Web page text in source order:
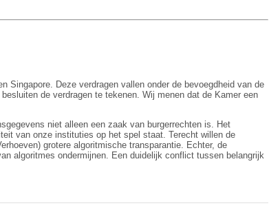
Singapore. Deze verdragen vallen onder de bevoegdheid van de
de verdragen te tekenen. Wij menen dat de Kamer een
niet alleen een zaak van burgerrechten is. Het
van onze instituties op het spel staat. Terecht willen de
grotere algoritmische transparantie. Echter, de
algoritmes ondermijnen. Een duidelijk conflict tussen belangrijk